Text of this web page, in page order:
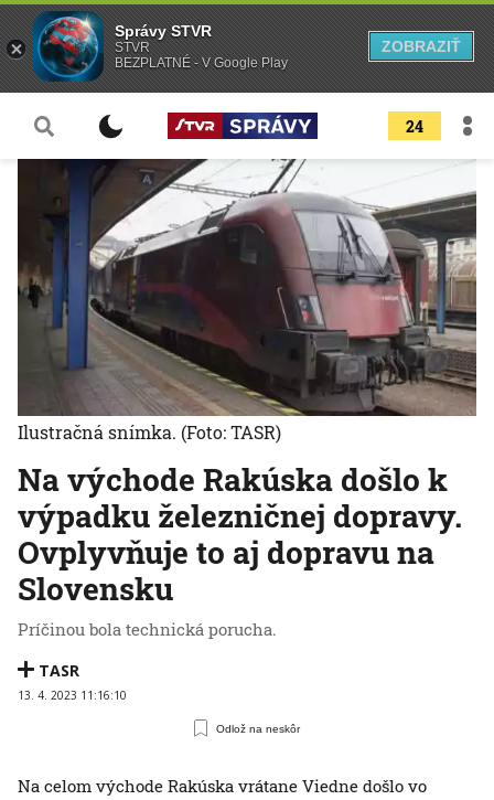
24
Na východe Rakúska došlo k
výpadku železničnej dopravy.
Ovplyvňuje to aj dopravu na
Slovensku
Príčinou bola technická porucha.
TASR
13. 4. 2023 11:16:10
Odlož na neskôr
Ilustračná snímka. (Foto: TASR)
Na celom východe Rakúska vrátane Viedne došlo vo
Správy STVR
STVR
BEZPLATNÉ - V Google Play
ZOBRAZIŤ